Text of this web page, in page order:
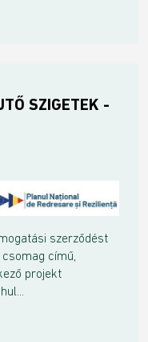
SZIGETEK -
szerződést
című,
projekt